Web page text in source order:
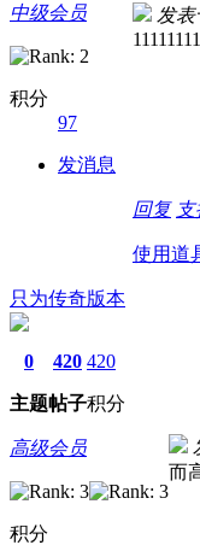
中级会员
积分
97
发消息
发表
回复
使用道
只为传奇版本
0
主题
420
帖子
420
积分
高级会员
积分
而